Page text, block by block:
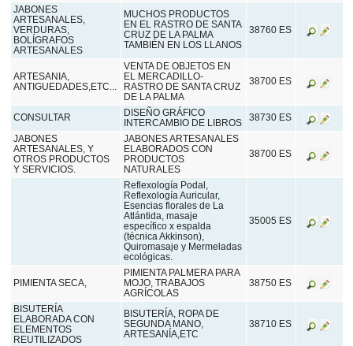
JABONES
ARTESANALES,
VERDURAS,
BOLÍGRAFOS
ARTESANALES
MUCHOS PRODUCTOS
EN EL RASTRO DE SANTA
CRUZ DE LA PALMA
TAMBIÉN EN LOS LLANOS
38760 ES
ARTESANIA,
ANTIGUEDADES,ETC...
VENTA DE OBJETOS EN
EL MERCADILLO-
RASTRO DE SANTA CRUZ
DE LA PALMA
38700 ES
CONSULTAR
DISEÑO GRÁFICO
INTERCAMBIO DE LIBROS
38730 ES
JABONES
ARTESANALES, Y
OTROS PRODUCTOS
Y SERVICIOS.
JABONES ARTESANALES
ELABORADOS CON
PRODUCTOS
NATURALES
38700 ES
Reflexología Podal,
Reflexología Auricular,
Esencias florales de La
Atlántida, masaje
específico x espalda
(técnica Akkinson),
Quiromasaje y Mermeladas
ecológicas.
35005 ES
PIMIENTA SECA,
PIMIENTA PALMERA PARA
MOJO, TRABAJOS
AGRÍCOLAS
38750 ES
BISUTERÍA
ELABORADA CON
ELEMENTOS
REUTILIZADOS
BISUTERÍA, ROPA DE
SEGUNDA MANO,
ARTESANÍA,ETC
38710 ES